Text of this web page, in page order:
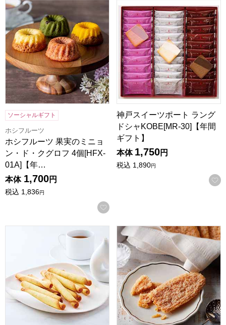
ホシフルーツ 果実のミニョン・ド・クグロフ 4個[HFX-01A]
ソーシャルギフト
ホシフルーツ
ホシフルーツ 果実のミニョ
ン・ド・クグロフ 4個[HFX-
01A]【年…
本体 1,700円
税込 1,836円
お気に入りに登録する
神戸スイーツポート ラング
神戸スイーツポート ラング
ドシャKOBE[MR-30]【年間
ギフト】
本体 1,750円
税込 1,890円
東京風月堂 パピヨットM(24本入)[PM]【年間ギフト】
ホテルニューオータニ リー